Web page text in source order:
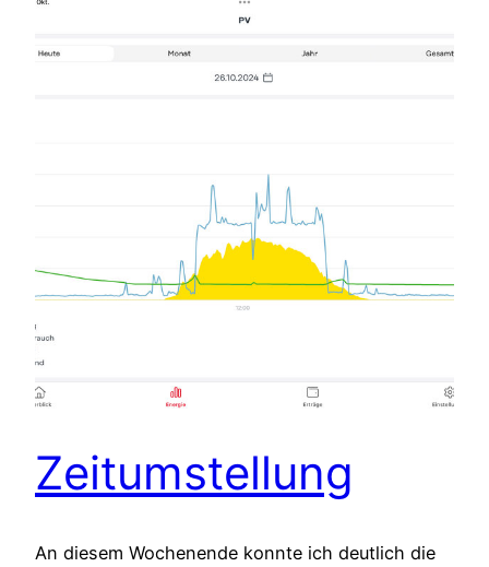
Zeitumstellung
An diesem Wochenende konnte ich deutlich die